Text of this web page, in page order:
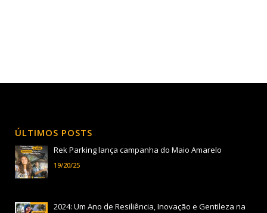
ÚLTIMOS POSTS
Rek Parking lança campanha do Maio Amarelo
19/20/25
2024: Um Ano de Resiliência, Inovação e Gentileza na